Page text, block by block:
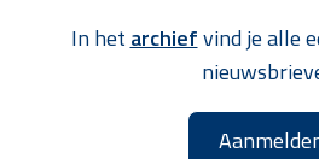
In het archiefvind je alle